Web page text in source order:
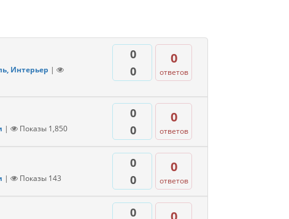
0
0
0
ответов
Интерьер |
0
0
0
ответов
| Показы 1,850
0
0
0
ответов
| Показы 143
0